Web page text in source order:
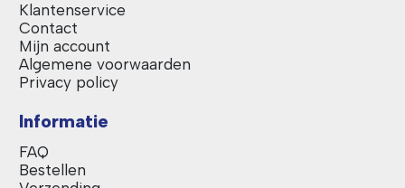
Klantenservice
Contact
Mijn account
Algemene voorwaarden
Privacy policy
Informatie
FAQ
Bestellen